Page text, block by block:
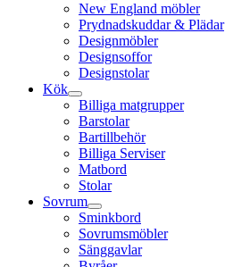
New England möbler
Prydnadskuddar & Plädar
Designmöbler
Designsoffor
Designstolar
Kök
Billiga matgrupper
Barstolar
Bartillbehör
Billiga Serviser
Matbord
Stolar
Sovrum
Sminkbord
Sovrumsmöbler
Sänggavlar